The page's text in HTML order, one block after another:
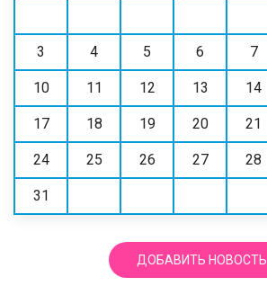
3 4 5 6 7
10 11 12 13 14
17 18 19 20 21
24 25 26 27 28
31
ДОБАВИТЬ НОВОСТЬ